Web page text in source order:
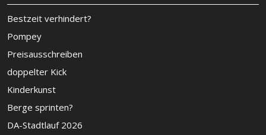
Bestzeit verhindert?
Pompey
Preisausschreiben
doppelter Kick
Kinderkunst
Berge sprinten?
DA-Stadtlauf 2026